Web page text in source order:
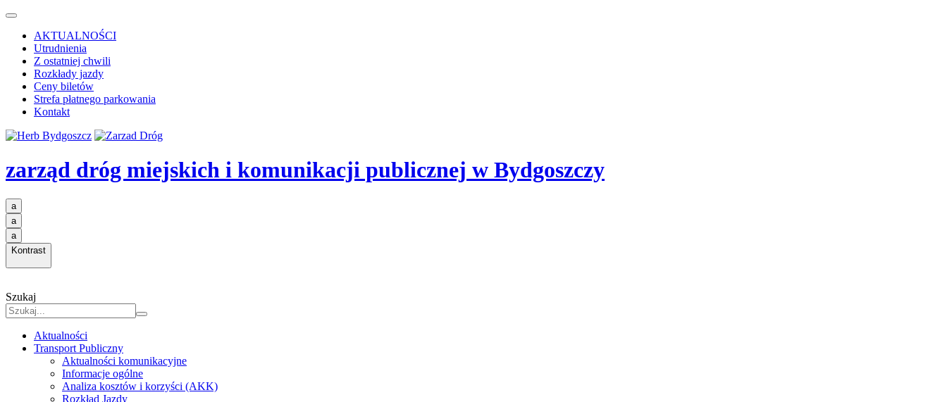
AKTUALNOŚCI
Utrudnienia
Z ostatniej chwili
Rozkłady jazdy
Ceny biletów
Strefa płatnego parkowania
Kontakt
zarząd dróg miejskich i komunikacji publicznej w Bydgoszczy
a
a
a
Kontrast
Szukaj
Aktualności
Transport Publiczny
Aktualności komunikacyjne
Informacje ogólne
Analiza kosztów i korzyści (AKK)
Rozkład Jazdy